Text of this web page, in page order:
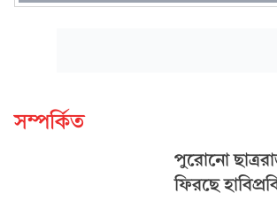
সম্পর্কিত
পুরোনো
ফিরছে